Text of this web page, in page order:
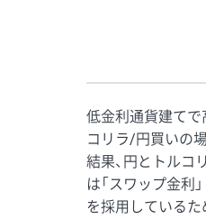
低金利通貨建てで
コリラ/円買いの
結果、円とトルコ
は「スワップ金利
を採用しているた